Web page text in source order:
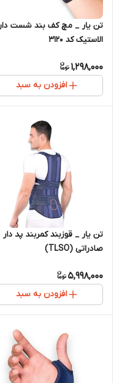
تن یار _ مچ کف بند شست دار
الاستیک کد 3120
1,298,000
افزودن به سبد
تن یار _ قوزبند کمربند پد دار
صادراتی (TLSO)
5,998,000
افزودن به سبد